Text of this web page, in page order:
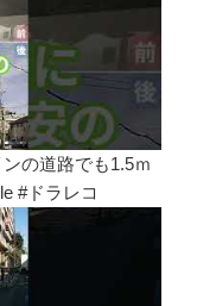
の道路でも1.5ｍ
#ドラレコ